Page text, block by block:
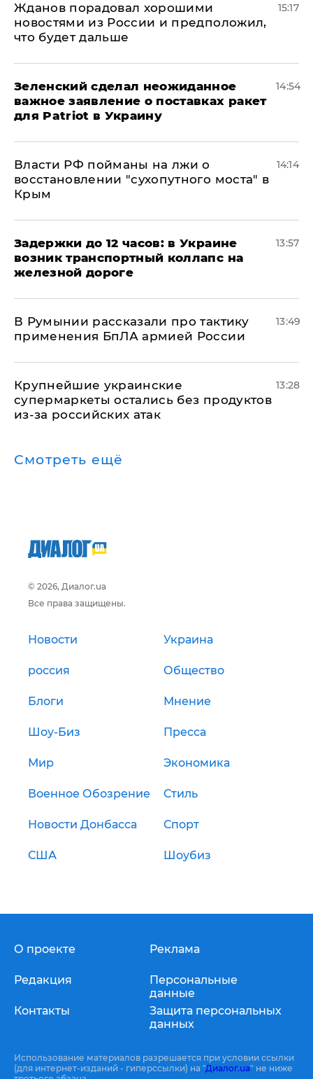
Жданов порадовал хорошими
новостями из России и предположил,
что будет дальше
15:17
Зеленский сделал неожиданное
важное заявление о поставках ракет
для Patriot в Украину
14:54
Власти РФ пойманы на лжи о
восстановлении "сухопутного моста" в
Крым
14:14
Задержки до 12 часов: в Украине
возник транспортный коллапс на
железной дороге
13:57
В Румынии рассказали про тактику
применения БпЛА армией России
13:49
Крупнейшие украинские
супермаркеты остались без продуктов
из-за российских атак
13:28
Смотреть ещё
© 2026, Диалог.ua
Все права защищены.
Новости Украина
россия Общество
Блоги Мнение
Шоу-Биз Пресса
Мир Экономика
Военное Обозрение Стиль
Новости Донбасса Спорт
США Шоубиз
О проекте
Редакция
Контакты
Реклама
Персональные
данные
Защита персональных
данных
Использование материалов разрешается при условии ссылки
(для интернет-изданий - гиперссылки) на "Диалог.ua" не ниже